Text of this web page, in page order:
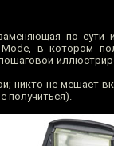
по сути
в котором
никто не
получиться).